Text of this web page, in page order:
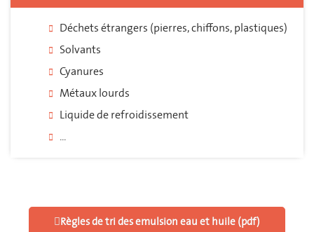
Déchets étrangers (pierres, chiffons, plastiques)
Solvants
Cyanures
Métaux lourds
Liquide de refroidissement
...
Règles de tri des emulsion eau et huile (pdf)